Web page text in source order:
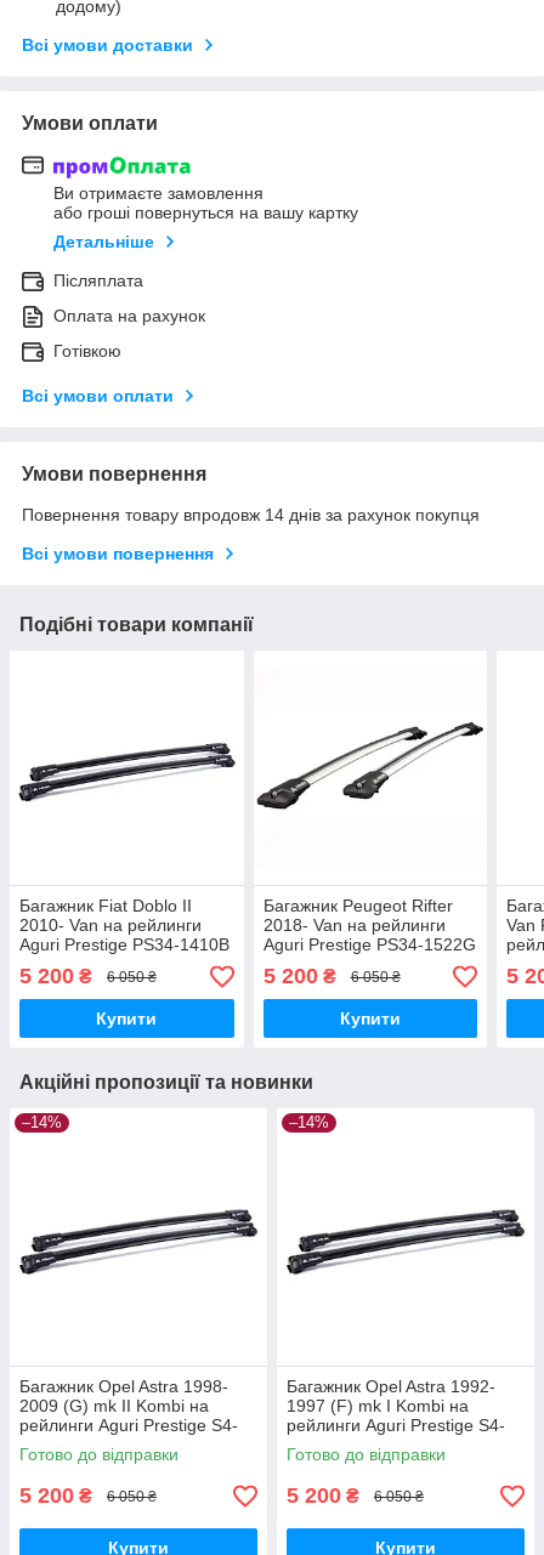
додому)
Всі умови доставки
Умови оплати
Ви отримаєте замовлення
або гроші повернуться на вашу картку
Детальніше
Післяплата
Оплата на рахунок
Готівкою
Всі умови оплати
Умови повернення
Повернення товару впродовж 14 днів за рахунок покупця
Всі умови повернення
Подібні товари компанії
Багажник Fiat Doblo II
2010- Van на рейлинги
Aguri Prestige PS34-1410B
5 200 ₴ 6 050 ₴
Купити
Багажник Peugeot Rifter
2018- Van на рейлинги
Aguri Prestige PS34-1522G
5 200₴ 6 050 ₴
Купити
Van
5
Акційні пропозиції та новинки
–14%
Багажник Opel Astra 1998-
2009 (G) mk II Kombi на
рейлинги Aguri Prestige S4-
1499B
Готово до відправки
5 200 ₴ 6 050 ₴
Купити
–14%
Багажник Opel Astra 1992-
1997 (F) mk I Kombi на
рейлинги Aguri Prestige S4-
1500B
Готово до відправки
5 200 ₴ 6 050 ₴
Купити